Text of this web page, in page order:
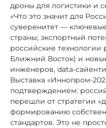
дроны для логистики и
«Что это значит для
суверенитет —
страны; экспортный
российские технологии
Ближний Восток) и
инженеров, data-
Выставка «Иннопром-
подтверждением:
перешли от стратегии
формированию
стандартов. Это не